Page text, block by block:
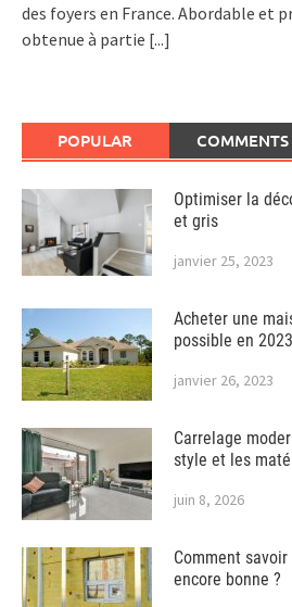
des foyers en France. Abordable et
obtenue à partie [...]
POPULAR COMMENTS
Optimiser la
et gris
janvier 25, 2023
Acheter une
possible en 2023
janvier 26, 2023
Carrelage
style et les
juin 8, 2026
Comment
encore bonne ?